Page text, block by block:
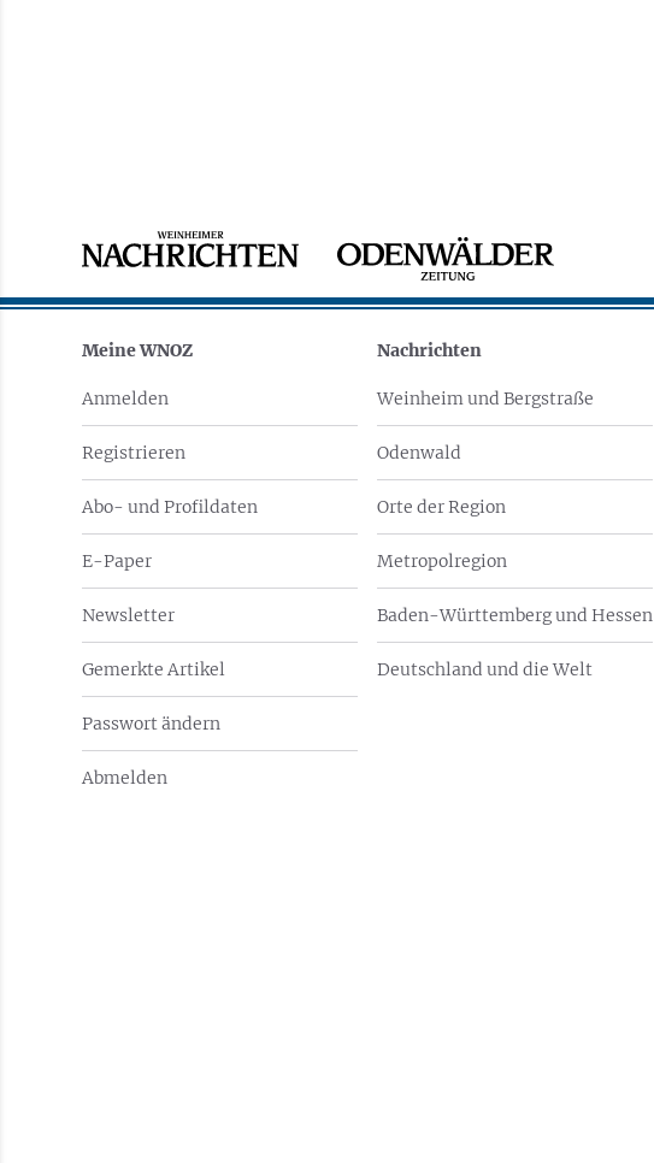
Meine WNOZ
Anmelden
Registrieren
Abo- und Profildaten
E-Paper
Newsletter
Gemerkte Artikel
Passwort ändern
Abmelden
Nachrichten
Weinheim und Bergstraße
Odenwald
Orte der Region
Metropolregion
Baden-Württemberg und Hessen
Deutschland und die Welt